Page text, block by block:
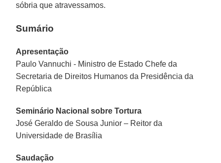
sóbria que atravessamos.
Sumário
Apresentação
Paulo Vannuchi - Ministro de Estado Chefe da
Secretaria de Direitos Humanos da Presidência da
República
Seminário Nacional sobre Tortura
José Geraldo de Sousa Junior – Reitor da
Universidade de Brasília
Saudação